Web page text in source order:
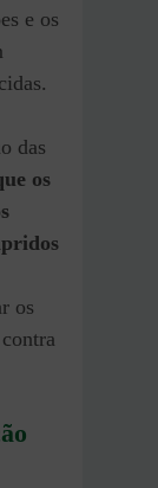
e os
das
os
os